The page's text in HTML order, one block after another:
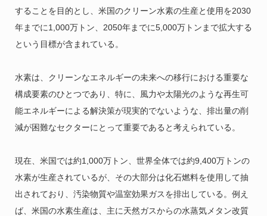
することを目的とし、米国のクリーン水素の生産と使用を2030
年までに1,000万トン、2050年までに5,000万トンまで拡大する
という目標が含まれている。
水素は、クリーンなエネルギーの未来への移行における重要な
構成要素のひとつであり、特に、風力や太陽光のような再生可
能エネルギーによる解決策が現実的でないような、排出量の削
減が困難なセクターにとって重要であると考えられている。
現在、米国では約1,000万トン、世界全体では約9,400万トンの
水素が生産されているが、その大部分は化石燃料を使用して抽
出されており、汚染物質や温室効果ガスを排出している。例え
ば、米国の水素生産は、主に天然ガスからの水蒸気メタン改質